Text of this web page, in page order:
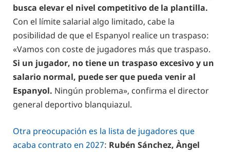
busca elevar el nivel competitivo de la plantilla.
Con el límite salarial algo limitado, cabe la
posibilidad de que el Espanyol realice un traspaso:
«Vamos con coste de jugadores más que traspaso.
Si un jugador, no tiene un traspaso excesivo y un
salario normal, puede ser que pueda venir al
Espanyol. Ningún problema», confirma el director
general deportivo blanquiazul.
Otra preocupación es la lista de jugadores que
acaba contrato en 2027: Rubén Sánchez, Àngel